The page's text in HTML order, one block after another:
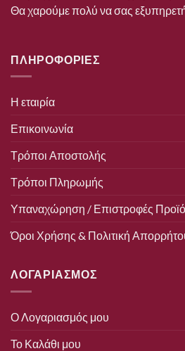
Θα χαρούμε πολύ να σας
ΠΛΗΡΟΦΟΡΙΕΣ
Η εταιρία
Επικοινωνία
Τρόποι Αποστολής
Τρόποι Πληρωμής
Υπαναχώρηση / Επιστροφές
Όροι Χρήσης & Πολιτική
ΛΟΓΑΡΙΑΣΜΟΣ
Ο Λογαριασμός μου
Το Καλάθι μου